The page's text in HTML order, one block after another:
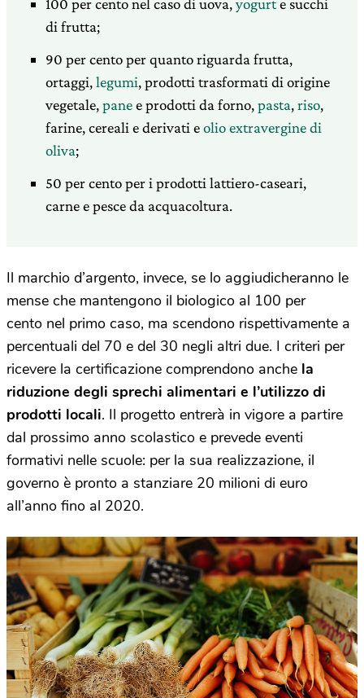
100 per cento nel caso di uova,yogurte succhi
di frutta;
90 per cento per quanto riguarda frutta,
ortaggi,legumi, prodotti trasformati di origine
vegetale,panee prodotti da forno,pasta,riso,
farine, cereali e derivati eolio extravergine di
oliva;
50 per cento per i prodotti lattiero-caseari,
carne e pesce da acquacoltura.
Il marchio d’argento, invece, se lo aggiudicheranno le
mense che mantengono il biologico al 100 per
cento nel primo caso, ma scendono rispettivamente a
percentuali del 70 e del 30 negli altri due. I criteri per
ricevere la certificazione comprendono anche la
riduzione degli sprechi alimentari e l’utilizzo di
prodotti locali. Il progetto entrerà in vigore a partire
dal prossimo anno scolastico e prevede eventi
formativi nelle scuole: per la sua realizzazione, il
governo è pronto a stanziare 20 milioni di euro
all’anno fino al 2020.